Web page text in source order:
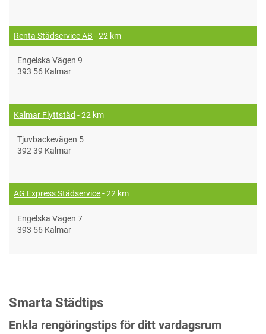
Renta Städservice AB - 22 km
Engelska Vägen 9
393 56 Kalmar
Kalmar Flyttstäd - 22 km
Tjuvbackevägen 5
392 39 Kalmar
AG Express Städservice- 22 km
Engelska Vägen 7
393 56 Kalmar
Smarta Städtips
Enkla rengöringstips för ditt vardagsrum